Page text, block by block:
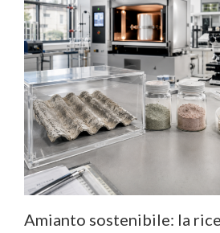
Amianto sostenibile: la